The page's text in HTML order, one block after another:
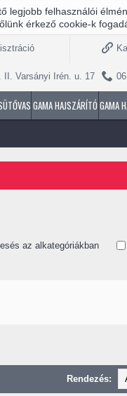
felhasználói
érkező cookie-k
II. Varsányi Irén. u. 17
GAMA HAJSZÁRÍTÓ GAMA
az alkategóriákban
Rendezés: